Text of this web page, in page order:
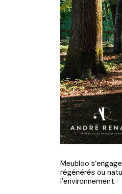
Meubloo
régénérés ou
l’environnement.